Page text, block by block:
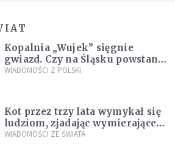
Kopalnia „Wujek” sięgnie
gwiazd. Czy na Śląsku powstanie
„Dolina Krzemowa”?
WIADOMOŚCI Z POLSKI
Kot przez trzy lata wymykał się
ludziom, zjadając wymierające
kaczki. W końcu popełnił
WIADOMOŚCI ZE ŚWIATA